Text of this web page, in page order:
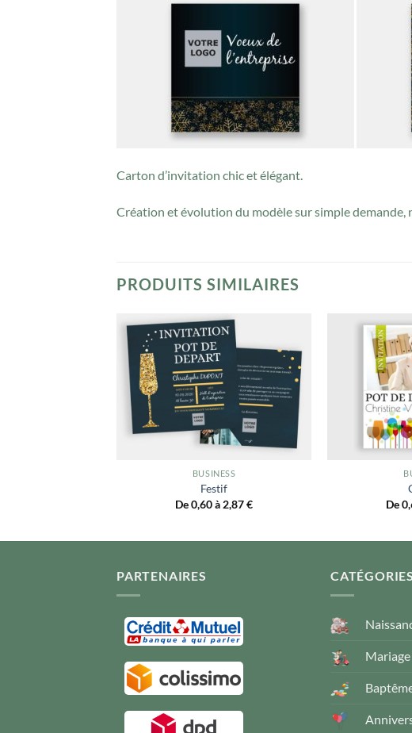
Carton d’invitation chic et élégant.
Création et évolution du modèle sur simple demande,
PRODUITS SIMILAIRES
BUSINESS
Festif
De 0,60 à 2,87€
De
PARTENAIRES CATÉGORIES
Mariage